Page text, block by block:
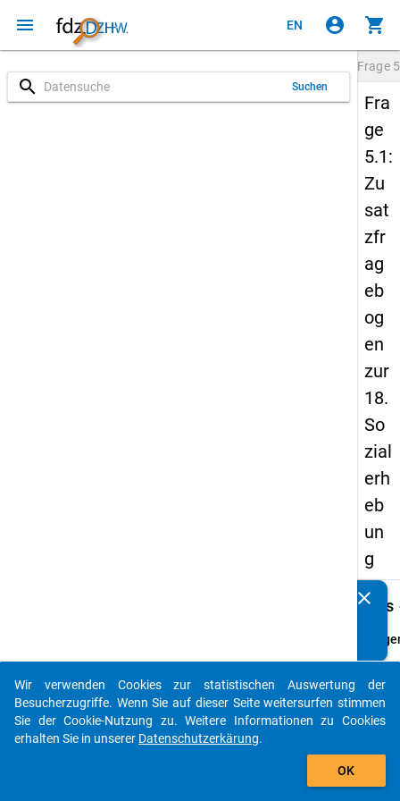
menu EN account_circle shopping_cart
search Suchen
Frage
Fra
ge
5.1:
Zu
sat
zfr
ag
eb
og
en
zur
18.
So
zial
erh
eb
un
g
Details
Wie
durch
clear
auto_stories
add_shopping_cart
Wir verwenden Cookies zur statistischen Auswertung der
Besucherzugriffe. Wenn Sie auf dieser Seite weitersurfen stimmen
Sie der Cookie-Nutzung zu. Weitere Informationen zu Cookies
erhalten Sie in unserer Datenschutzerkärung.
OK